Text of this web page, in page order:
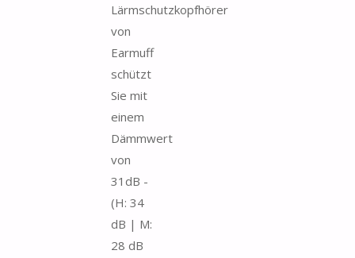
Lärmschutzkopfhörer
von
Earmuff
schützt
Sie mit
einem
Dämmwert
von
31dB -
(H: 34
dB | M:
28 dB